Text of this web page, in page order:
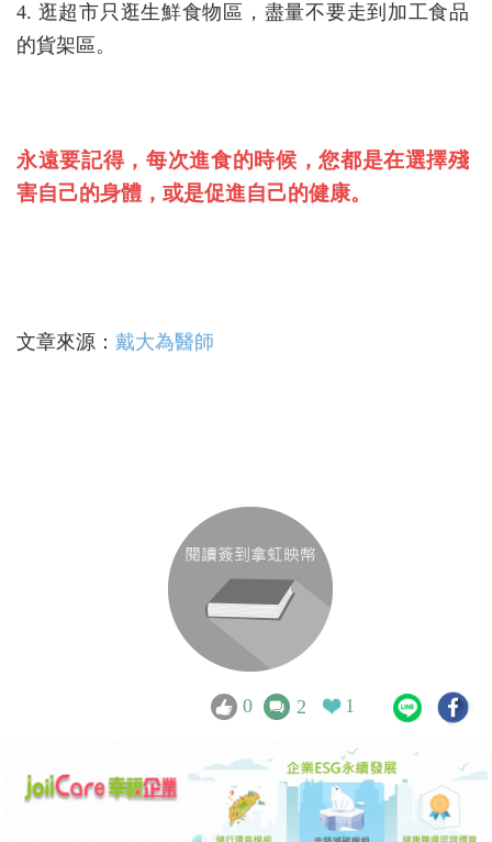
4. 逛超市只逛生鮮食物區，盡量不要走到加工食品
的貨架區。
永遠要記得，每次進食的時候，您都是在選擇殘
害自己的身體，或是促進自己的健康。
文章來源： 戴大為醫師
0 2 1